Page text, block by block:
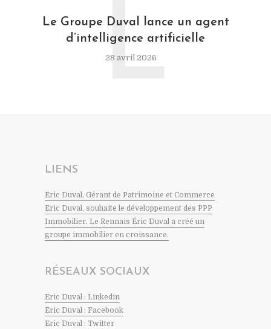
Le Groupe Duval lance un agent
d’intelligence artificielle
28 avril 2026
L
LIENS
Eric Duval, Gérant de Patrimoine et Commerce
Eric Duval, souhaite le développement des PPP
Immobilier. Le Rennais Éric Duval a créé un
groupe immobilier en croissance.
RÉSEAUX SOCIAUX
Eric Duval : Linkedin
Eric Duval : Facebook
Eric Duval : Twitter